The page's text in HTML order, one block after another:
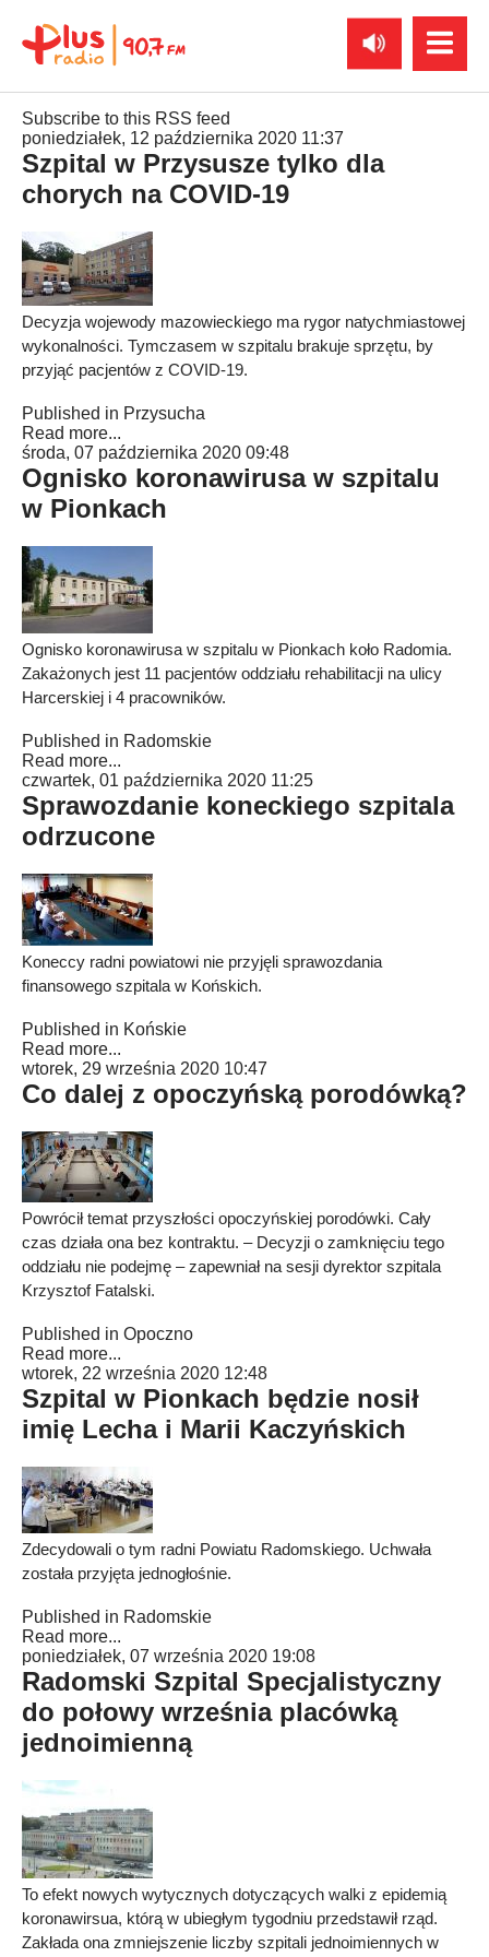
Subscribe to this RSS feed
poniedziałek, 12 października 2020 11:37
Szpital w Przysusze tylko dla
chorych na COVID-19
Decyzja wojewody mazowieckiego ma rygor natychmiastowej
wykonalności. Tymczasem w szpitalu brakuje sprzętu, by
przyjąć pacjentów z COVID-19.
Published in Przysucha
Read more...
środa, 07 października 2020 09:48
Ognisko koronawirusa w szpitalu
w Pionkach
Ognisko koronawirusa w szpitalu w Pionkach koło Radomia.
Zakażonych jest 11 pacjentów oddziału rehabilitacji na ulicy
Harcerskiej i 4 pracowników.
Published in Radomskie
Read more...
czwartek, 01 października 2020 11:25
Sprawozdanie koneckiego szpitala
odrzucone
Koneccy radni powiatowi nie przyjęli sprawozdania
finansowego szpitala w Końskich.
Published in Końskie
Read more...
wtorek, 29 września 2020 10:47
Co dalej z opoczyńską porodówką?
Powrócił temat przyszłości opoczyńskiej porodówki. Cały
czas działa ona bez kontraktu. – Decyzji o zamknięciu tego
oddziału nie podejmę – zapewniał na sesji dyrektor szpitala
Krzysztof Fatalski.
Published in Opoczno
Read more...
wtorek, 22 września 2020 12:48
Szpital w Pionkach będzie nosił
imię Lecha i Marii Kaczyńskich
Zdecydowali o tym radni Powiatu Radomskiego. Uchwała
została przyjęta jednogłośnie.
Published in Radomskie
Read more...
poniedziałek, 07 września 2020 19:08
Radomski Szpital Specjalistyczny
do połowy września placówką
jednoimienną
To efekt nowych wytycznych dotyczących walki z epidemią
koronawirsua, którą w ubiegłym tygodniu przedstawił rząd.
Zakłada ona zmniejszenie liczby szpitali jednoimiennych w